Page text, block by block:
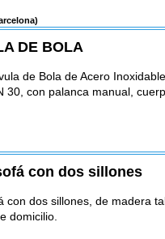
DE BOLA
de Bola de Acero
30, con palanca manual,
con dos sillones
con dos sillones, de madera
domicilio.